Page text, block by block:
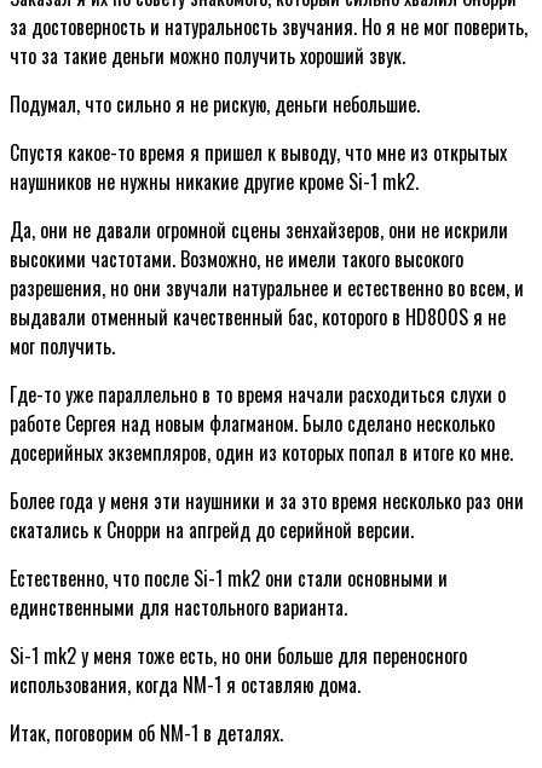
за достоверность и натуральность звучания. Но я не мог поверить,
что за такие деньги можно получить хороший звук.
Подумал, что сильно я не рискую, деньги небольшие.
Спустя какое-то время я пришел к выводу, что мне из открытых
наушников не нужны никакие другие кроме Si-1 mk2.
Да, они не давали огромной сцены зенхайзеров, они не искрили
высокими частотами. Возможно, не имели такого высокого
разрешения, но они звучали натуральнее и естественно во всем, и
выдавали отменный качественный бас, которого в HD800S я не
мог получить.
Где-то уже параллельно в то время начали расходиться слухи о
работе Сергея над новым флагманом. Было сделано несколько
досерийных экземпляров, один из которых попал в итоге ко мне.
Более года у меня эти наушники и за это время несколько раз они
скатались к Снорри на апгрейд до серийной версии.
Естественно, что после Si-1 mk2 они стали основными и
единственными для настольного варианта.
Si-1 mk2 у меня тоже есть, но они больше для переносного
использования, когда NM-1 я оставляю дома.
Итак, поговорим об NM-1 в деталях.